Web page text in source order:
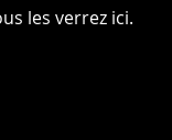
les verrez ici.